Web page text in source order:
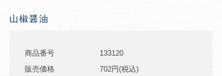
山椒醤油
商品番号
133120
販売価格
702円(税込)